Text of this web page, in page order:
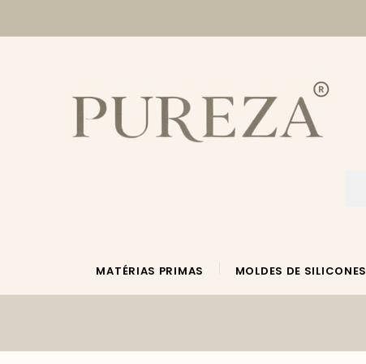
MATÉRIAS PRIMAS MOLDES DE SILICONES